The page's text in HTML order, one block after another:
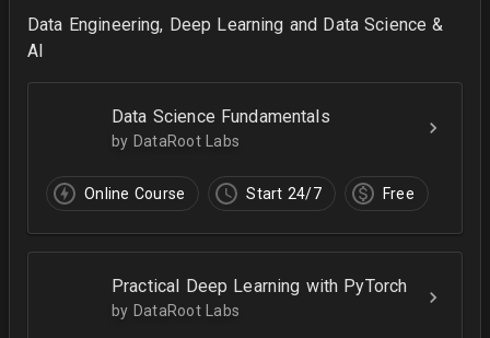
Data Engineering, Deep Learning and Data Science &
AI
Data Science Fundamentals
by DataRoot Labs
Online Course Start 24/7 Free
Practical Deep Learning with PyTorch
by DataRoot Labs